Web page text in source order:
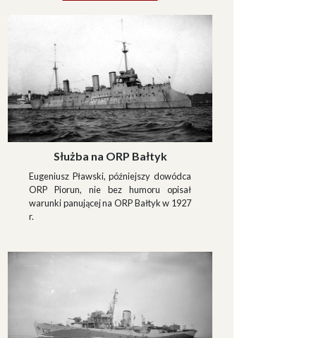
Służba na ORP Bałtyk
Eugeniusz Pławski, późniejszy dowódca
ORP Piorun, nie bez humoru opisał
warunki panującej na ORP Bałtyk w 1927
r.